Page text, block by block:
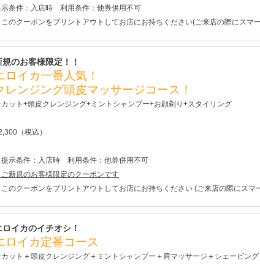
示条件：入店時 利用条件：他券併用不可
このクーポンをプリントアウトしてお店にお持ちください(ご来店の際にスマ
規のお客様限定！！
ロイカ一番人気！
レンジング頭皮マッサージコース！
ット+頭皮クレンジング+ミントシャンプー+お顔剃り+スタイリング
（税込）
示条件：入店時 利用条件：他券併用不可
新規のお客様限定のクーポンです
のクーポンをプリントアウトしてお店にお持ちください (ご来店の際にスマ
ロイカのイチオシ！
ロイカ定番コース
ット＋頭皮クレンジング＋ミントシャンプー＋肩マッサージ＋シェービング